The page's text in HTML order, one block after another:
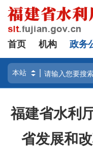
首页 机构 政务
福建省水利
省发展和